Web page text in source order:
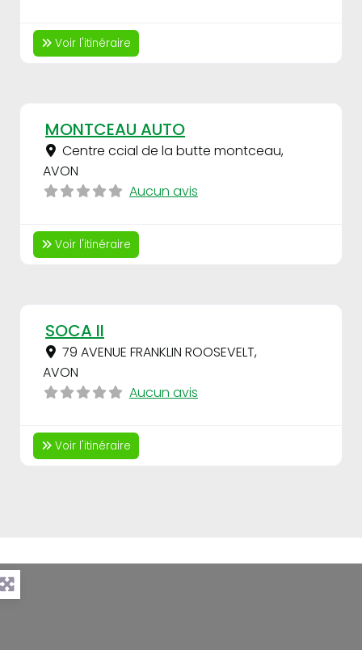
Voir l'itinéraire
MONTCEAU AUTO
Centre ccial de la butte montceau,
AVON
Aucun avis
Voir l'itinéraire
SOCA II
79 AVENUE FRANKLIN ROOSEVELT,
AVON
Aucun avis
Voir l'itinéraire